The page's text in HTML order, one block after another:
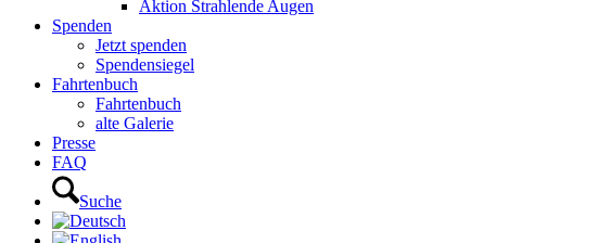
Aktion Strahlende Augen
Spenden
Jetzt spenden
Spendensiegel
Fahrtenbuch
Fahrtenbuch
alte Galerie
Presse
FAQ
Suche